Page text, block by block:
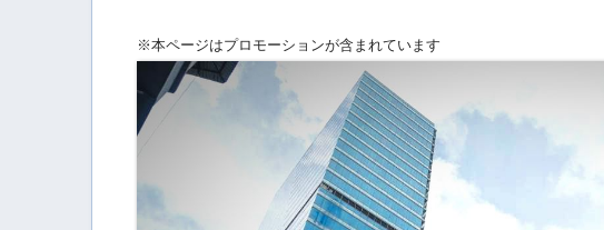
※本ページはプロモーションが含まれています